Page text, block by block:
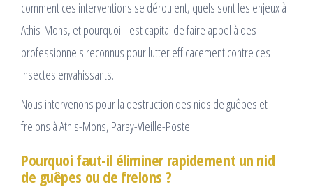
comment ces interventions se déroulent, quels sont les enjeux à
Athis-Mons, et pourquoi il est capital de faire appel à des
professionnels reconnus pour lutter efficacement contre ces
insectes envahissants.
Nous intervenons pour la destruction des nids de guêpes et
frelons à Athis-Mons, Paray-Vieille-Poste.
Pourquoi faut-il éliminer rapidement un nid
de guêpes ou de frelons ?